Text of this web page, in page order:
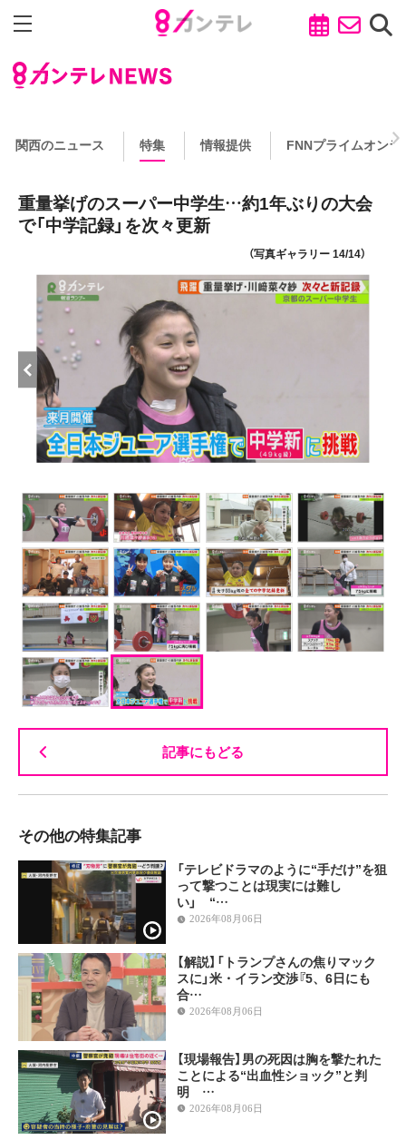
関西のニュース 特集 情報提供 FNNプライムオンラ
重量挙げのスーパー中学生…約1年ぶりの大会
で「中学記録」を次々更新
（写真ギャラリー 14/14）
記事にもどる
その他の特集記事
「テレビドラマのように“手だけ”を狙
って撃つことは現実には難し
い」 “…
2026年08月06日
【解説】「トランプさんの焦りマック
スに」米・イラン交渉『5、6日にも
合…
2026年08月06日
【現場報告】男の死因は胸を撃たれた
ことによる“出血性ショック”と判
明 …
2026年08月06日